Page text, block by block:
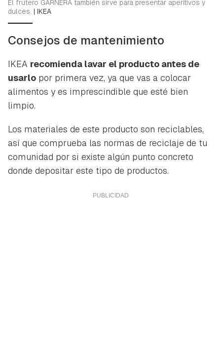
El frutero GARNERA también sirve para presentar aperitivos y
dulces. | IKEA
Consejos de mantenimiento
IKEA recomienda lavar el producto antes de
usarlo por primera vez, ya que vas a colocar
alimentos y es imprescindible que esté bien
limpio.
Los materiales de este producto son reciclables,
así que comprueba las normas de reciclaje de tu
comunidad por si existe algún punto concreto
donde depositar este tipo de productos.